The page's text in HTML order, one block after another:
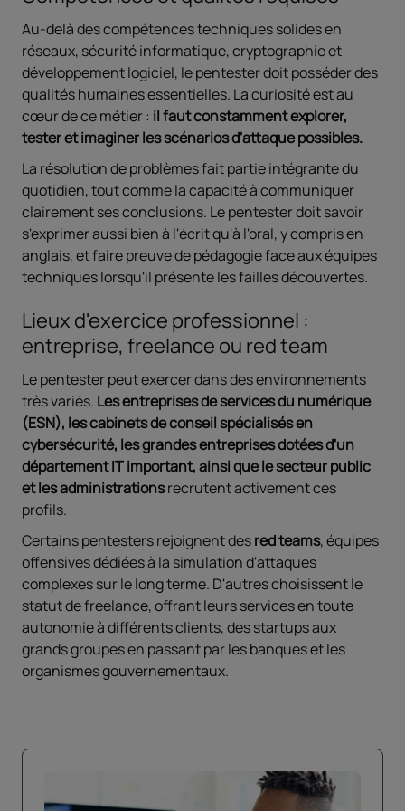
Au-delà des compétences techniques solides en
réseaux, sécurité informatique, cryptographie et
développement logiciel, le pentester doit posséder des
qualités humaines essentielles. La curiosité est au
cœur de ce métier : il faut constamment explorer,
tester et imaginer les scénarios d'attaque possibles.
La résolution de problèmes fait partie intégrante du
quotidien, tout comme la capacité à communiquer
clairement ses conclusions. Le pentester doit savoir
s'exprimer aussi bien à l'écrit qu'à l'oral, y compris en
anglais, et faire preuve de pédagogie face aux équipes
techniques lorsqu'il présente les failles découvertes.
Lieux d'exercice professionnel :
entreprise, freelance ou red team
Le pentester peut exercer dans des environnements
très variés. Les entreprises de services du numérique
(ESN), les cabinets de conseil spécialisés en
cybersécurité, les grandes entreprises dotées d'un
département IT important, ainsi que le secteur public
et les administrationsrecrutent activement ces
profils.
Certains pentesters rejoignent desred teams, équipes
offensives dédiées à la simulation d'attaques
complexes sur le long terme. D'autres choisissent le
statut de freelance, offrant leurs services en toute
autonomie à différents clients, des startups aux
grands groupes en passant par les banques et les
organismes gouvernementaux.